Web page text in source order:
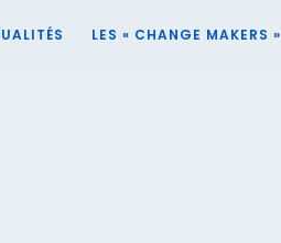
LES « CHANGE MAKERS »